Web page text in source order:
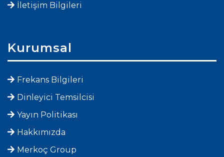
İletişim Bilgileri
Kurumsal
Frekans Bilgileri
Dinleyici Temsilcisi
Yayın Politikası
Hakkımızda
Merkoç Group